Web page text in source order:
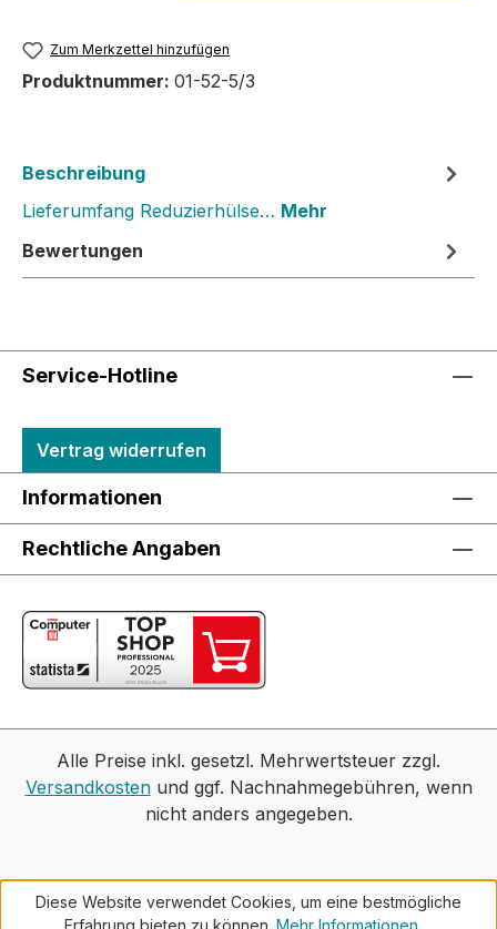
Zum Merkzettel hinzufügen
Produktnummer: 01-52-5/3
Beschreibung
Lieferumfang Reduzierhülse… Mehr
Bewertungen
Service-Hotline
Vertrag widerrufen
Informationen
Rechtliche Angaben
Alle Preise inkl. gesetzl. Mehrwertsteuer zzgl.
Versandkostenund ggf. Nachnahmegebühren, wenn
nicht anders angegeben.
Diese Website verwendet Cookies, um eine bestmögliche
Erfahrung bieten zu können. Mehr Informationen ...